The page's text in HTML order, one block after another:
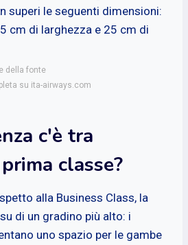
superi le seguenti dimensioni:
cm di larghezza e 25 cm di
della fonte
su ita-airways.com
c'è tra
classe?
alla Business Class, la
di un gradino più alto: i
uno spazio per le gambe